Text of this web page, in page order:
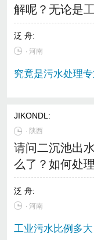
解呢？无论是
泛 舟:
∙ 河南
究竟是污水处理
JIKONDL :
∙ 陕西
请问二沉池出
么了？如何处
泛 舟:
∙ 河南
工业污水比例多大